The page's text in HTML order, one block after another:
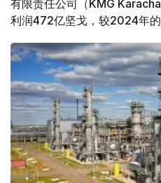
有限责任公司（KMG
利润472亿坚戈，较2024年的